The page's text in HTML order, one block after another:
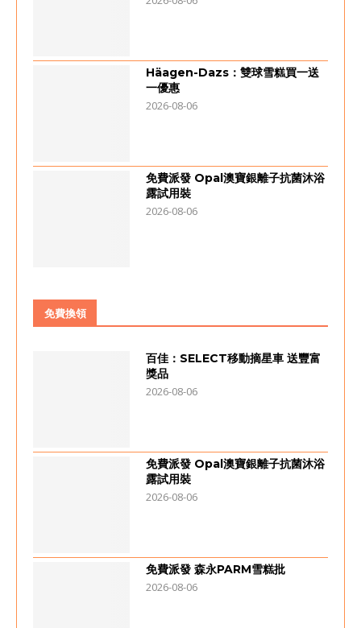
Häagen-Dazs：雙球雪糕買一送
一優惠
2026-08-06
免費派發 Opal澳寶銀離子抗菌沐浴
露試用裝
2026-08-06
免費換領
百佳：SELECT移動摘星車 送豐富
獎品
2026-08-06
免費派發 Opal澳寶銀離子抗菌沐浴
露試用裝
2026-08-06
免費派發 森永PARM雪糕批
2026-08-06